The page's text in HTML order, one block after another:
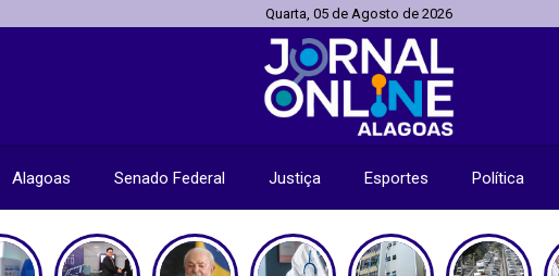
Quarta, 05 de Agosto de 2026
Alagoas Senado Federal Justiça Esportes Política